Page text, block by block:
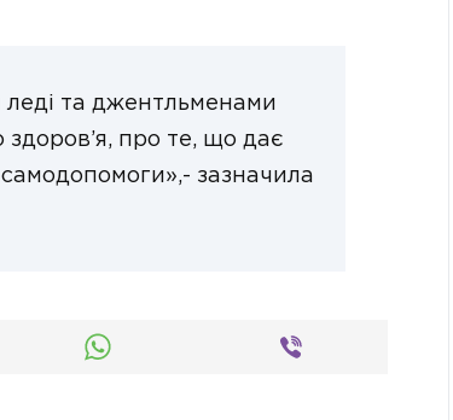
та джентльменами
здоров’я, про те, що дає
зазначила